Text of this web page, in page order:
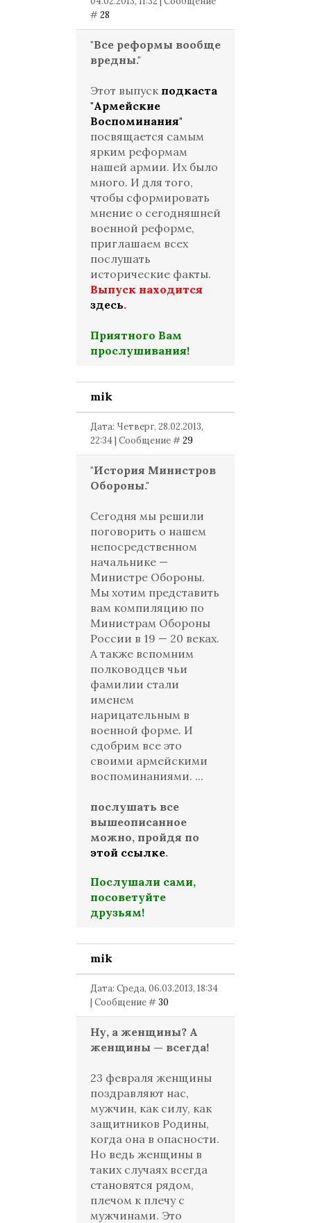
#28
"Все реформы вообще
вредны."
Этот выпуск подкаста
"Армейские
Воспоминания"
посвящается самым
ярким реформам
нашей армии. Их было
много. И для того,
чтобы сформировать
мнение о сегодняшней
военной реформе,
приглашаем всех
послушать
исторические факты.
Выпуск находится
здесь.
Приятного Вам
прослушивания!
mik
Дата: Четверг, 28.02.2013,
22:34 | Сообщение #29
"История Министров
Обороны."
Сегодня мы решили
поговорить о нашем
непосредственном
начальнике —
Министре Обороны.
Мы хотим представить
вам компиляцию по
Министрам Обороны
России в 19 — 20 веках.
А также вспомним
полководцев чьи
фамилии стали
именем
нарицательным в
военной форме. И
сдобрим все это
своими армейскими
воспоминаниями. ...
послушать все
вышеописанное
можно, пройдя по
этой ссылке.
Послушали сами,
посоветуйте
друзьям!
mik
Дата: Среда, 06.03.2013, 18:34
| Сообщение #30
Ну, а женщины? А
женщины — всегда!
23 февраля женщины
поздравляют нас,
мужчин, как силу, как
защитников Родины,
когда она в опасности.
Но ведь женщины в
таких случаях всегда
становятся рядом,
плечом к плечу с
мужчинами. Это